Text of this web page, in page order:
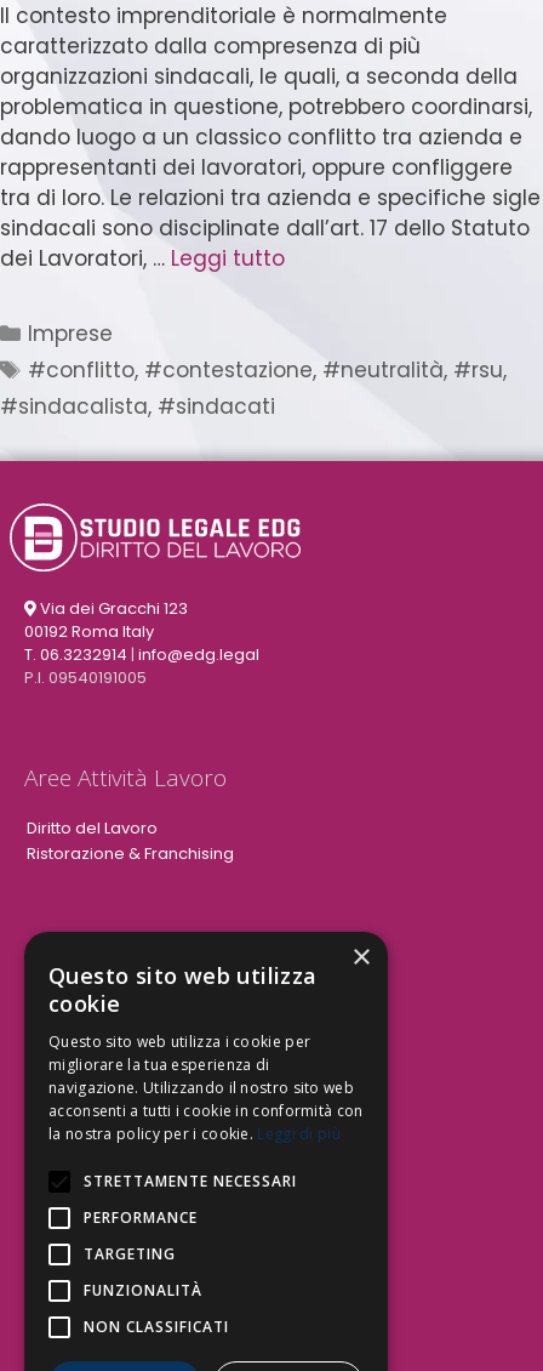
Il contesto imprenditoriale è normalmente
caratterizzato dalla compresenza di più
organizzazioni sindacali, le quali, a seconda della
problematica in questione, potrebbero coordinarsi,
dando luogo a un classico conflitto tra azienda e
rappresentanti dei lavoratori, oppure confliggere
tra di loro. Le relazioni tra azienda e specifiche sigle
sindacali sono disciplinate dall’art. 17 dello Statuto
dei Lavoratori, … Leggi tutto
Imprese
#conflitto, #contestazione, #neutralità, #rsu,
#sindacalista, #sindacati
Via dei Gracchi 123
00192 Roma Italy
T. 06.3232914 | info@edg.legal
P.I. 09540191005
Aree Attività Lavoro
Diritto del Lavoro
Ristorazione & Franchising
Aree Attività Civile
Tutele del Credito
Responsabilità Civile
Contrattualistica
Segui lo Studio EDG sui social.
Invia messaggio
T. 06.3232914
info@edg.legal
×
Questo sito web utilizza
cookie
Questo sito web utilizza i cookie per
migliorare la tua esperienza di
navigazione. Utilizzando il nostro sito web
acconsenti a tutti i cookie in conformità con
la nostra policy per i cookie. Leggi di più
STRETTAMENTE NECESSARI
PERFORMANCE
TARGETING
FUNZIONALITÀ
NON CLASSIFICATI